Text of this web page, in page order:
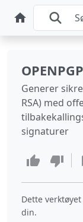
Generer
RSA) med
signaturer
Dette
din.